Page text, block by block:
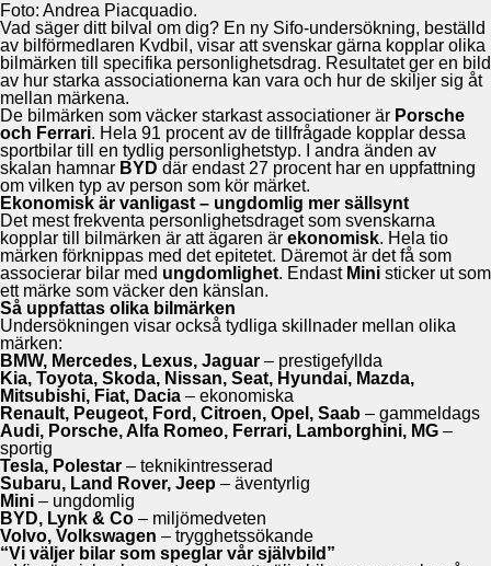
Foto: Andrea Piacquadio.
Vad säger ditt bilval om dig? En ny Sifo-undersökning, beställd
av bilförmedlaren Kvdbil, visar att svenskar gärna kopplar olika
bilmärken till specifika personlighetsdrag. Resultatet ger en bild
av hur starka associationerna kan vara och hur de skiljer sig åt
mellan märkena.
De bilmärken som väcker starkast associationer är Porsche
och Ferrari. Hela 91 procent av de tillfrågade kopplar dessa
sportbilar till en tydlig personlighetstyp. I andra änden av
skalan hamnar BYD där endast 27 procent har en uppfattning
om vilken typ av person som kör märket.
Ekonomisk är vanligast – ungdomlig mer sällsynt
Det mest frekventa personlighetsdraget som svenskarna
kopplar till bilmärken är att ägaren är ekonomisk. Hela tio
märken förknippas med det epitetet. Däremot är det få som
associerar bilar med ungdomlighet. Endast Mini sticker ut som
ett märke som väcker den känslan.
Så uppfattas olika bilmärken
Undersökningen visar också tydliga skillnader mellan olika
märken:
BMW, Mercedes, Lexus, Jaguar – prestigefyllda
Kia, Toyota, Skoda, Nissan, Seat, Hyundai, Mazda,
Mitsubishi, Fiat, Dacia – ekonomiska
Renault, Peugeot, Ford, Citroen, Opel, Saab – gammeldags
Audi, Porsche, Alfa Romeo, Ferrari, Lamborghini, MG –
sportig
Tesla, Polestar – teknikintresserad
Subaru, Land Rover, Jeep – äventyrlig
Mini – ungdomlig
BYD, Lynk & Co – miljömedveten
Volvo, Volkswagen – trygghetssökande
“Vi väljer bilar som speglar vår självbild”